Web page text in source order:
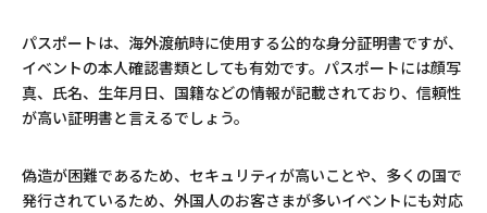
パスポートは、海外渡航時に使用する公的な身分証明書ですが、
イベントの本人確認書類としても有効です。パスポートには顔写
真、氏名、生年月日、国籍などの情報が記載されており、信頼性
が高い証明書と言えるでしょう。
偽造が困難であるため、セキュリティが高いことや、多くの国で
発行されているため、外国人のお客さまが多いイベントにも対応